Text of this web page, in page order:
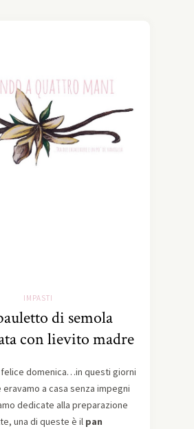
IMPASTI
di semola
con lievito madre
domenica…in questi giorni
a casa senza impegni
dedicate alla preparazione
una di queste è il pan